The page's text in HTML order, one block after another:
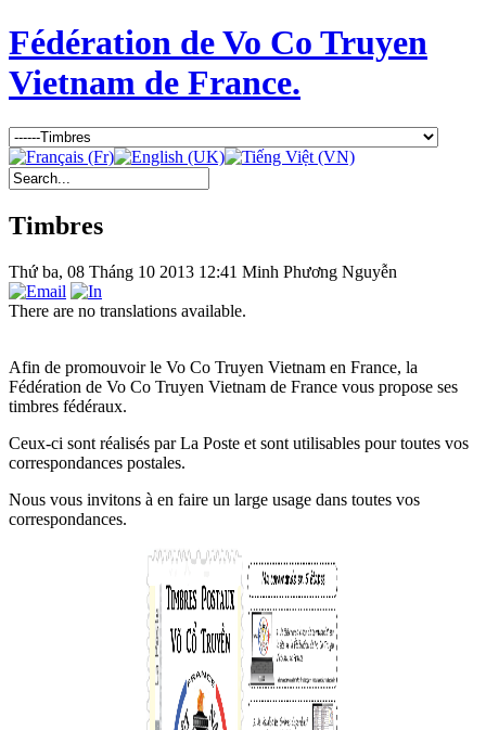
Fédération de Vo Co Truyen
Vietnam de France.
Timbres
Thứ ba, 08 Tháng 10 2013 12:41 Minh Phương Nguyễn
There are no translations available.
Afin de promouvoir le Vo Co Truyen Vietnam en France, la
Fédération de Vo Co Truyen Vietnam de France vous propose ses
timbres fédéraux.
Ceux-ci sont réalisés par La Poste et sont utilisables pour toutes vos
correspondances postales.
Nous vous invitons à en faire un large usage dans toutes vos
correspondances.